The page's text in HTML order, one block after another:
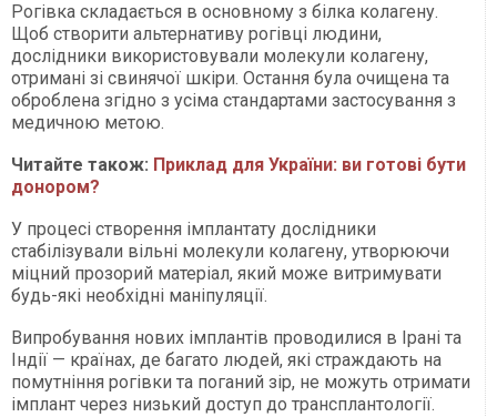
Рогівка складається в основному з білка колагену.
Щоб створити альтернативу рогівці людини,
дослідники використовували молекули колагену,
отримані зі свинячої шкіри. Остання була очищена та
оброблена згідно з усіма стандартами застосування з
медичною метою.
Читайте також: Приклад для України: ви готові бути
донором?
У процесі створення імплантату дослідники
стабілізували вільні молекули колагену, утворюючи
міцний прозорий матеріал, який може витримувати
будь-які необхідні маніпуляції.
Випробування нових імплантів проводилися в Ірані та
Індії — країнах, де багато людей, які страждають на
помутніння рогівки та поганий зір, не можуть отримати
імплант через низький доступ до трансплантології.